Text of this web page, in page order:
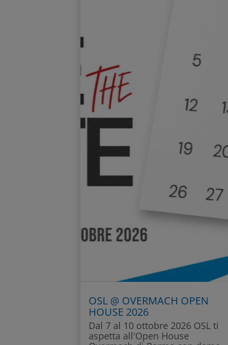
OSL @ OVERMACH OPEN
HOUSE 2026
Dal 7 al 10 ottobre 2026 OSL ti
aspetta all'Open House